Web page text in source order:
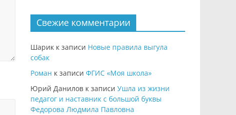
Свежие комментарии
Шарик к записи Новые правила выгула
собак
Роман к записи ФГИС «Моя школа»
Юрий Данилов к записи Ушла из жизни
педагог и наставник с большой буквы
Федорова Людмила Павловна